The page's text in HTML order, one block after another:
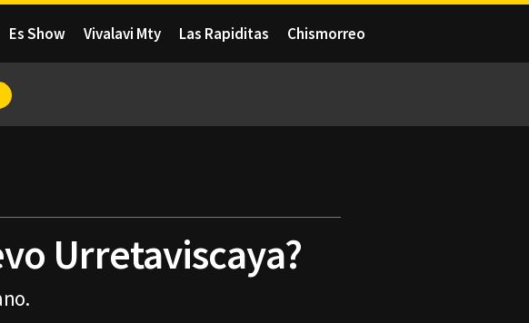
Es Show Vivalavi Mty Las Rapiditas Chismorreo
Urretaviscaya?